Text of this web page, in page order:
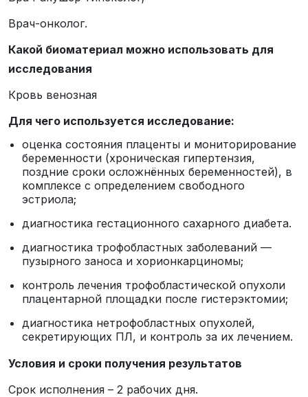
Врач-онколог.
Какой биоматериал можно использовать для
исследования
Кровь венозная
Для чего используется исследование:
оценка состояния плаценты и мониторирование
беременности (хроническая гипертензия,
поздние сроки осложнённых беременностей), в
комплексе с определением свободного
эстриола;
диагностика гестационного сахарного диабета.
диагностика трофобластных заболеваний —
пузырного заноса и хорионкарциномы;
контроль лечения трофобластической опухоли
плацентарной площадки после гистерэктомии;
диагностика нетрофобластных опухолей,
секретирующих ПЛ, и контроль за их лечением.
Условия и сроки получения результатов
Срок исполнения – 2 рабочих дня.